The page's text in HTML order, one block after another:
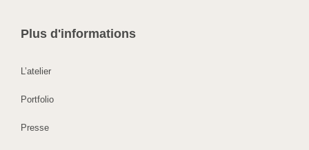
Plus d'informations
L’atelier
Portfolio
Presse